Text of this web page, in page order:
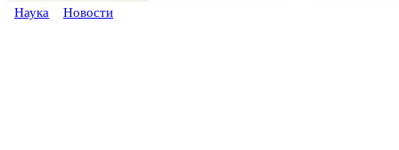
Наука Новости